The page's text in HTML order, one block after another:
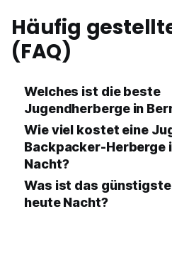
Häufig
(FAQ)
Welches ist die beste
Jugendherberge in
Wie viel kostet eine
Backpacker-Herberge
Nacht?
Was ist das
heute Nacht?